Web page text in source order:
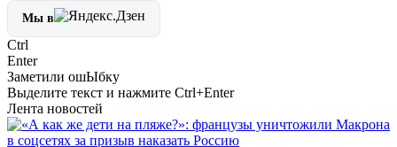
Мы в
Ctrl
Enter
Заметили ошЫбку
Выделите текст и нажмите Ctrl+Enter
Лента новостей